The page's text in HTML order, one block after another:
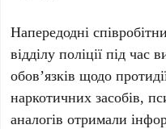
Напередодні
відділу поліції під
обов’язків щодо
наркотичних засобів,
аналогів отримали